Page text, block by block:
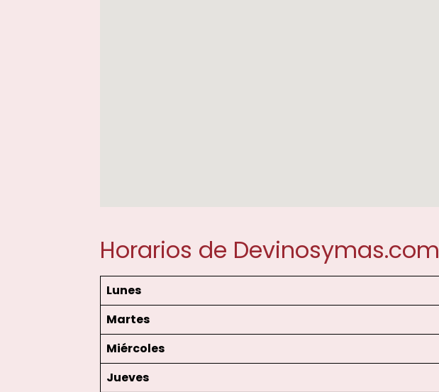
Horarios de Devinosymas.com
Lunes
Martes
Miércoles
Jueves